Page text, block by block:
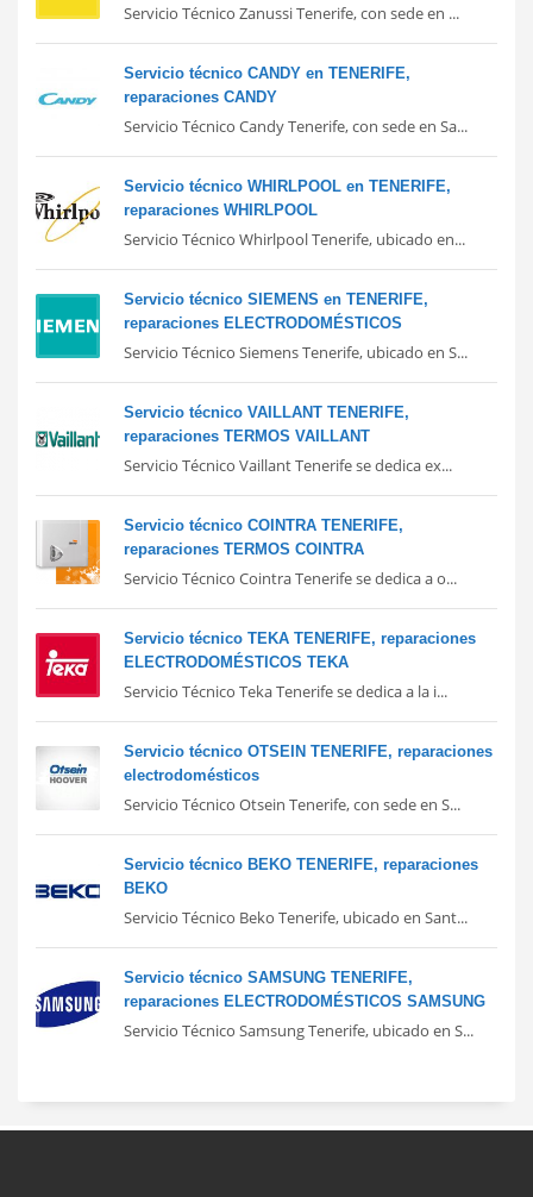
Servicio Técnico Zanussi Tenerife, con sede en ...
Servicio técnico CANDY en TENERIFE,
reparaciones CANDY
Servicio Técnico Candy Tenerife, con sede en Sa...
Servicio técnico WHIRLPOOL en TENERIFE,
reparaciones WHIRLPOOL
Servicio Técnico Whirlpool Tenerife, ubicado en...
Servicio técnico SIEMENS en TENERIFE,
reparaciones ELECTRODOMÉSTICOS
Servicio Técnico Siemens Tenerife, ubicado en S...
Servicio técnico VAILLANT TENERIFE,
reparaciones TERMOS VAILLANT
Servicio Técnico Vaillant Tenerife se dedica ex...
Servicio técnico COINTRA TENERIFE,
reparaciones TERMOS COINTRA
Servicio Técnico Cointra Tenerife se dedica a o...
Servicio técnico TEKA TENERIFE, reparaciones
ELECTRODOMÉSTICOS TEKA
Servicio Técnico Teka Tenerife se dedica a la i...
Servicio técnico OTSEIN TENERIFE, reparaciones
electrodomésticos
Servicio Técnico Otsein Tenerife, con sede en S...
Servicio técnico BEKO TENERIFE, reparaciones
BEKO
Servicio Técnico Beko Tenerife, ubicado en Sant...
Servicio técnico SAMSUNG TENERIFE,
reparaciones ELECTRODOMÉSTICOS SAMSUNG
Servicio Técnico Samsung Tenerife, ubicado en S...